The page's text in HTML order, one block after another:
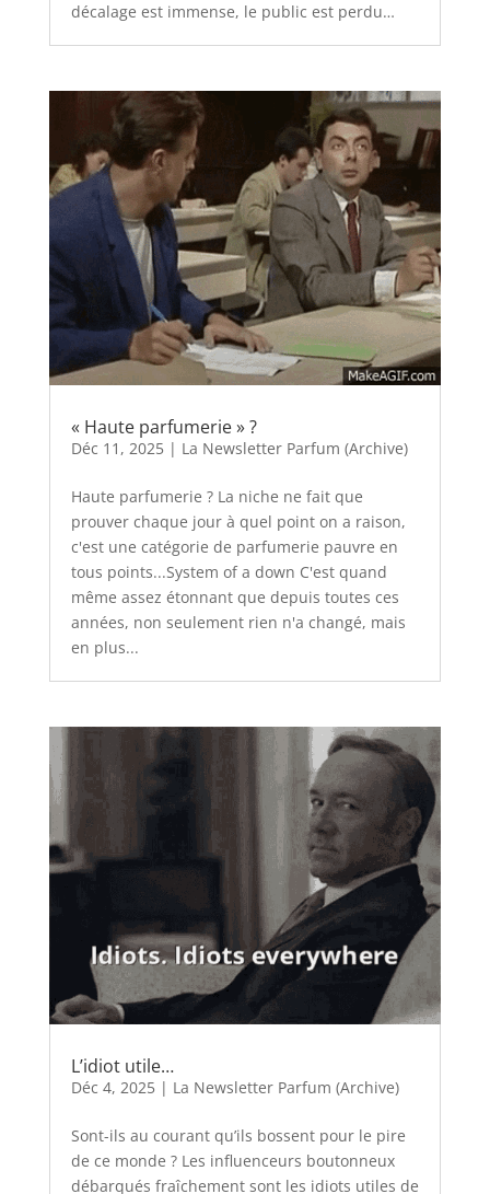
décalage est immense, le public est perdu…
« Haute parfumerie » ?
Déc 11, 2025| La Newsletter Parfum (Archive)
Haute parfumerie ? La niche ne fait que
prouver chaque jour à quel point on a raison,
c'est une catégorie de parfumerie pauvre en
tous points...System of a down C'est quand
même assez étonnant que depuis toutes ces
années, non seulement rien n'a changé, mais
en plus...
L’idiot utile…
Déc 4, 2025| La Newsletter Parfum (Archive)
Sont-ils au courant qu’ils bossent pour le pire
de ce monde ? Les influenceurs boutonneux
débarqués fraîchement sont les idiots utiles de